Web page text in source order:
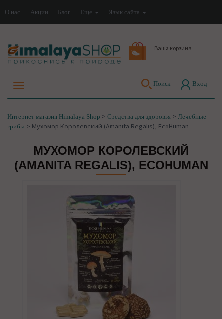
О нас Акции Блог Еще Язык сайта
Ваша корзина
Поиск Вход
Интернет магазин Himalaya Shop > Средства для здоровья > Лечебные
грибы > Мухомор Королевский (Amanita Regalis), EcoHuman
МУХОМОР КОРОЛЕВСКИЙ
(AMANITA REGALIS), ECOHUMAN